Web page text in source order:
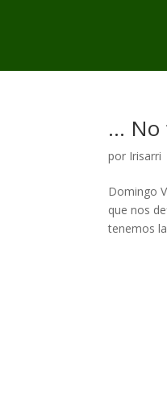
… No
por Irisarri
Domingo
que nos
tenemos